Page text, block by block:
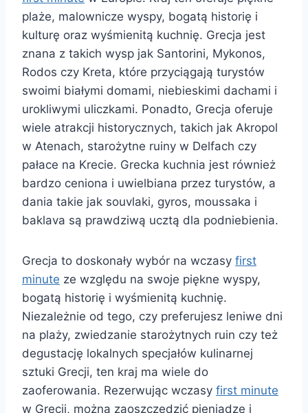
plaże, malownicze wyspy, bogatą historię i
kulturę oraz wyśmienitą kuchnię. Grecja jest
znana z takich wysp jak Santorini, Mykonos,
Rodos czy Kreta, które przyciągają turystów
swoimi białymi domami, niebieskimi dachami i
urokliwymi uliczkami. Ponadto, Grecja oferuje
wiele atrakcji historycznych, takich jak Akropol
w Atenach, starożytne ruiny w Delfach czy
pałace na Krecie. Grecka kuchnia jest również
bardzo ceniona i uwielbiana przez turystów, a
dania takie jak souvlaki, gyros, moussaka i
baklava są prawdziwą ucztą dla podniebienia.
Grecja to doskonały wybór na wczasy first
minute ze względu na swoje piękne wyspy,
bogatą historię i wyśmienitą kuchnię.
Niezależnie od tego, czy preferujesz leniwe dni
na plaży, zwiedzanie starożytnych ruin czy też
degustację lokalnych specjałów kulinarnej
sztuki Grecji, ten kraj ma wiele do
zaoferowania. Rezerwując wczasy first minute
w Grecji, można zaoszczędzić pieniądze i